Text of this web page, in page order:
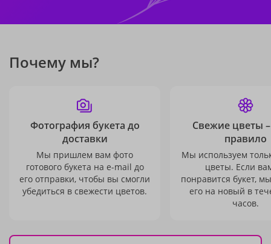
Почему мы?
Фотография букета до
доставки
Мы пришлем вам фото
готового букета на e-mail до
его отправки, чтобы вы смогли
убедиться в свежести цветов.
Свежие цветы
правило
Мы используем
цветы. Если
понравится букет,
его на новый в
часов.